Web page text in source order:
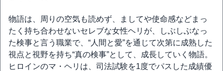
物語は、周りの空気も読めず、ましてや使命感などまっ
たく持ち合わせないセレブな女性ヘリが、しぶしぶなっ
た検事と言う職業で、“人間と愛”を通じて次第に成熟した
視点と視野を持ち“真の検事”として、成長していく物語。
ヒロインのマ・ヘリは、司法試験を1度でパスした成績優